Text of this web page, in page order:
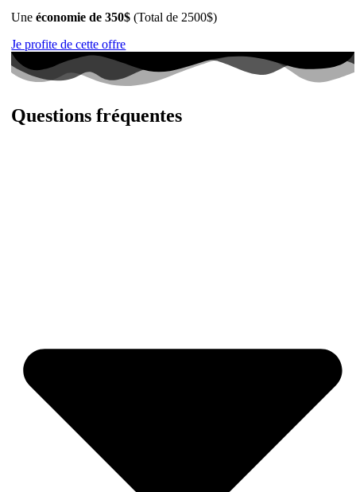
Uneéconomie de 350$ (Total de 2500$)
Je profite de cette offre
Questions fréquentes